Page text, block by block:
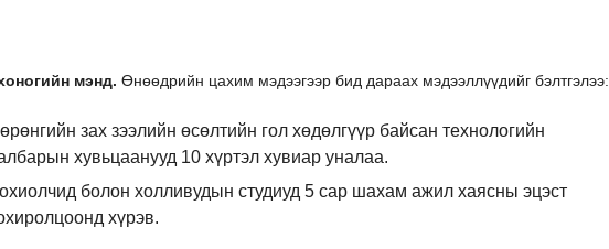
мэнд. Өнөөдрийн цахим мэдээгээр бид дараах мэдээллүүдийг бэлтгэлээ:
зах зээлийн өсөлтийн гол хөдөлгүүр байсан технологийн
хувьцаанууд 10 хүртэл хувиар уналаа.
болон холливудын студиуд 5 сар шахам ажил хаясны эцэст
хүрэв.